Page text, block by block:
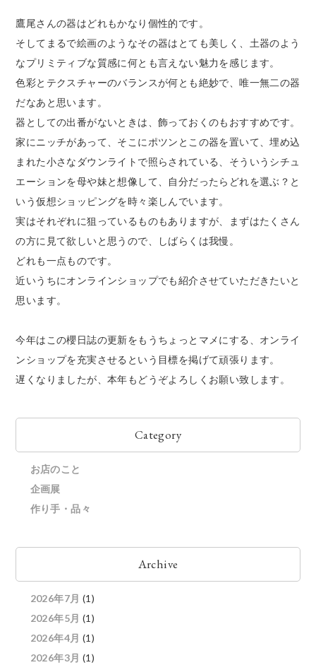
鷹尾さんの器はどれもかなり個性的です。
そしてまるで絵画のようなその器はとても美しく、土器のよう
なプリミティブな質感に何とも言えない魅力を感じます。
色彩とテクスチャーのバランスが何とも絶妙で、唯一無二の器
だなあと思います。
器としての出番がないときは、飾っておくのもおすすめです。
家にニッチがあって、そこにポツンとこの器を置いて、埋め込
まれた小さなダウンライトで照らされている、そういうシチュ
エーションを母や妹と想像して、自分だったらどれを選ぶ？と
いう仮想ショッピングを時々楽しんでいます。
実はそれぞれに狙っているものもありますが、まずはたくさん
の方に見て欲しいと思うので、しばらくは我慢。
どれも一点ものです。
近いうちにオンラインショップでも紹介させていただきたいと
思います。
今年はこの櫻日誌の更新をもうちょっとマメにする、オンライ
ンショップを充実させるという目標を掲げて頑張ります。
遅くなりましたが、本年もどうぞよろしくお願い致します。
Category
お店のこと
企画展
作り手・品々
Archive
2026年7月 (1)
2026年5月 (1)
2026年4月 (1)
2026年3月 (1)